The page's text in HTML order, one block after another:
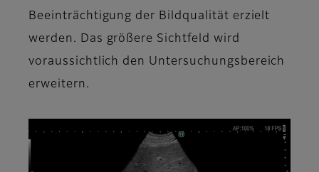
Beeinträchtigung der Bildqualität erzielt
werden. Das größere Sichtfeld wird
voraussichtlich den Untersuchungsbereich
erweitern.